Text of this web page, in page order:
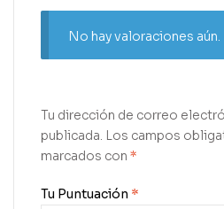
No hay valoraciones aún.
Tu dirección de correo
publicada. Los campos
marcados con *
Tu Puntuación *